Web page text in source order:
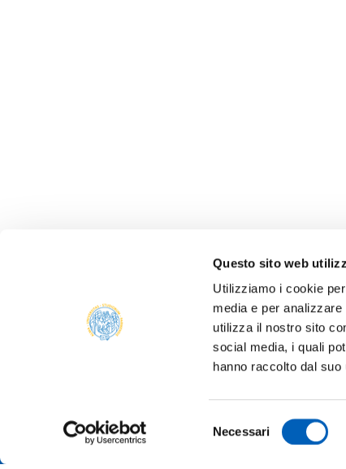
Questo sito web
Utilizziamo i cookie
media e per
utilizza il nostro sito
social media, i quali
hanno raccolto dal
del
Necessari